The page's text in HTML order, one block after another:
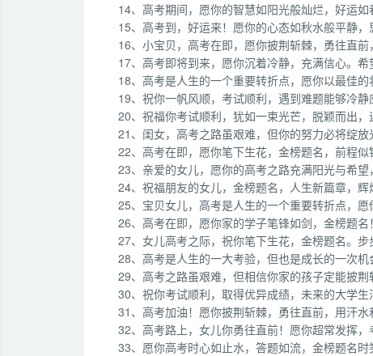
14、高考期间，愿你的智慧如阳光般灿烂，好运如
15、高考到，好运来！愿你的心态如秋水般平静，
16、小宝贝，高考在即，愿你披荆斩棘，勇往直
17、高考即将到来，愿你沉着冷静，充满信心。
18、高考是人生的一个重要转折点，愿你以最佳
19、祝你一帆风顺，考试顺利，遇到难题能够冷静
20、祝福你考试顺利，犹如一束光芒，脱颖而出，
21、闺女，高考之路虽艰难，但你的努力必将绽
22、高考在即，愿你笔下生花，金榜题名，前程似
23、亲爱的女儿，愿你的高考之路充满阳光与希望
24、祝福朋友的女儿，金榜题名，人生新篇章，辉
25、宝贝女儿，高考是人生的一个重要转折点，
26、高考在即，愿你家的学子笔锋如剑，金榜题名
27、女儿高考之际，祝你笔下生花，金榜题名。
28、高考是人生的一大考验，但也是成长的一次
29、高考之路虽艰难，但相信你家的孩子定能披荆
30、祝你考试顺利，取得优异成绩，未来的大学生
31、高考加油！愿你披荆斩棘，勇往直前，用汗水
32、高考路上，女儿你勇往直前！愿你超常发挥，
33、愿你高考时心如止水，答题如流，金榜题名时